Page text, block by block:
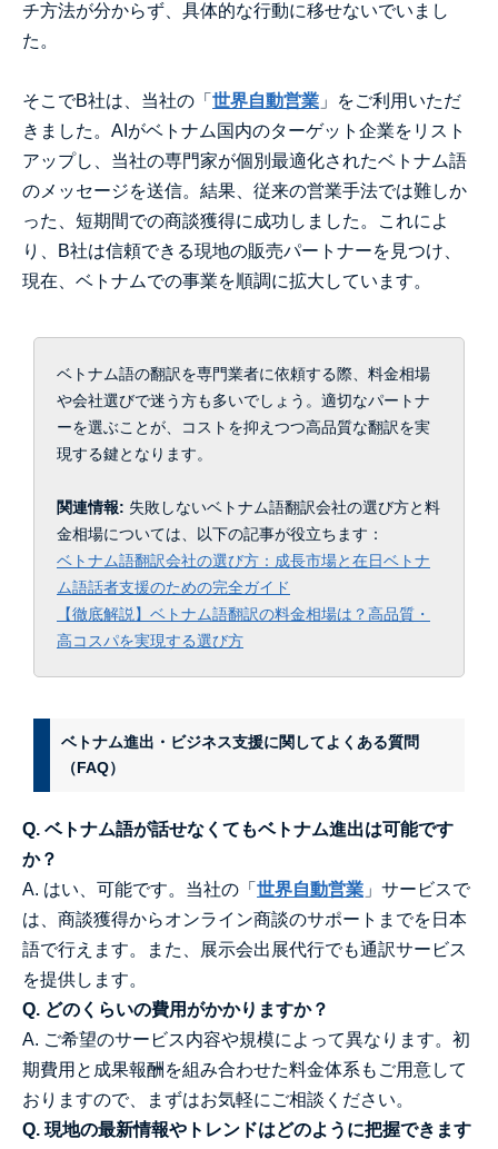
チ方法が分からず、具体的な行動に移せないでいまし
た。
そこでB社は、当社の「 世界自動営業 」をご利用いただ
きました。AIがベトナム国内のターゲット企業をリスト
アップし、当社の専門家が個別最適化されたベトナム語
のメッセージを送信。結果、従来の営業手法では難しか
った、短期間での商談獲得に成功しました。これによ
り、B社は信頼できる現地の販売パートナーを見つけ、
現在、ベトナムでの事業を順調に拡大しています。
ベトナム語の翻訳を専門業者に依頼する際、料金相場
や会社選びで迷う方も多いでしょう。適切なパートナ
ーを選ぶことが、コストを抑えつつ高品質な翻訳を実
現する鍵となります。
関連情報: 失敗しないベトナム語翻訳会社の選び方と料
金相場については、以下の記事が役立ちます：
ベトナム語翻訳会社の選び方：成長市場と在日ベトナ
ム語話者支援のための完全ガイド
【徹底解説】ベトナム語翻訳の料金相場は？高品質・
高コスパを実現する選び方
ベトナム進出・ビジネス支援に関してよくある質問
（FAQ）
Q. ベトナム語が話せなくてもベトナム進出は可能です
か？
A. はい、可能です。当社の「 世界自動営業 」サービスで
は、商談獲得からオンライン商談のサポートまでを日本
語で行えます。また、展示会出展代行でも通訳サービス
を提供します。
Q. どのくらいの費用がかかりますか？
A. ご希望のサービス内容や規模によって異なります。初
期費用と成果報酬を組み合わせた料金体系もご用意して
おりますので、まずはお気軽にご相談ください。
Q. 現地の最新情報やトレンドはどのように把握できます